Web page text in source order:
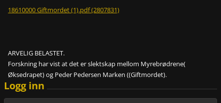
18610000 Giftmordet (1).pdf (2807831)
ARVELIG BELASTET.
Forskning har vist at det er slektskap mellom Myrebrødrene(
Øksedrapet) og Peder Pedersen Marken ((Giftmordet).
Logg inn